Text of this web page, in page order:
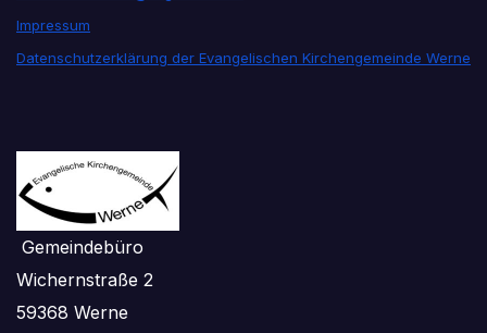
Impressum
Datenschutzerklärung der Evangelischen Kirchengemeinde Werne
Gemeindebüro
Wichernstraße 2
59368 Werne